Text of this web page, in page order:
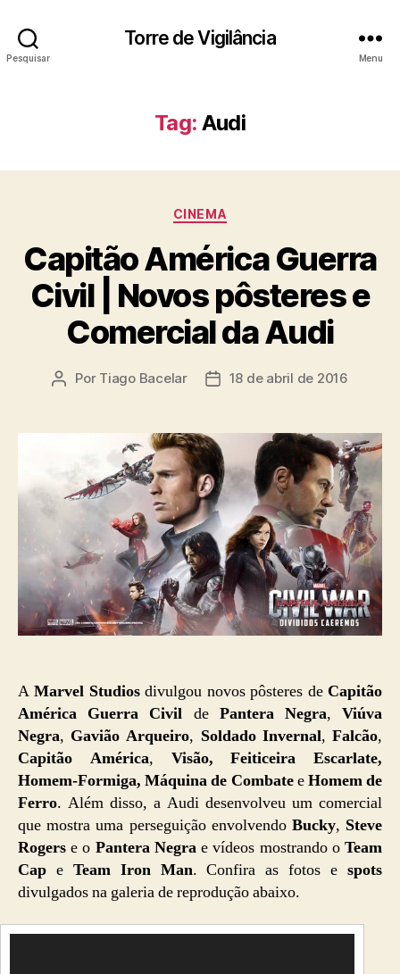
Pesquisar
Torre de Vigilância
Menu
Tag: Audi
Categorias
CINEMA
Capitão América Guerra
Civil | Novos pôsteres e
Comercial da Audi
Autor
Por Tiago Bacelar
Data18 de abril de 2016
AMarvel Studiosdivulgou novos pôsteres de Capitão
América Guerra Civil de Pantera Negra,Viúva
Negra, Gavião Arqueiro, Soldado Invernal,Falcão,
Capitão América, Visão, Feiticeira Escarlate,
Homem-Formiga, Máquina de CombateeHomem de
Ferro. Além disso, a Audi desenvolveu um comercial
que mostra uma perseguição envolvendo Bucky, Steve
Rogers e o Pantera Negrae vídeos mostrando oTeam
Cap e Team Iron Man. Confira as fotos espots
divulgados na galeria de reprodução abaixo.